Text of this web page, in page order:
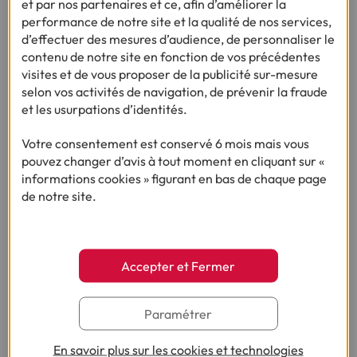
rassemblant les documents nécessaires, tels que vos
justificatifs de domicile, une pièce d'identité et
éventuellement des informations sur le logement que vous
souhaitez acheter ou le nouveau projet que vous souhaitez
financer dans le cas d’un crédit affecté.
Par la suite,vous soumettrez votre demande
votre capacité d'endettement en fonction de vos revenus
et de vos charges actuelles et, si votre demande est
acceptée, vous recevrez une offre de prêt détaillant les
conditions, les taux d'intérêt ainsi que les modalités de
Certains organismes financiers proposent également des
services supplémentaires, tels que des cartes de crédit,
afin de financer des dépenses plus ponctuelles.
signer votre contrat, lisez bien les termesde celui-ci et
n’hésitez pas à poser toutes les questions nécessaires.
Enfin, une fois votre contrat signé, les fonds pourront être
débloqués dans les délais légaux afin de réaliser votre
et par nos partenaires et ce, afin d’améliorer la
performance de notre site et la qualité de nos services,
d’effectuer des mesures d’audience, de personnaliser le
contenu de notre site en fonction de vos précédentes
visites et de vous proposer de la publicité sur-mesure
selon vos activités de navigation, de prévenir la fraude
et les usurpations d’identités.
Votre consentement est conservé 6 mois mais vous
pouvez changer d’avis à tout moment en cliquant sur «
informations cookies » figurant en bas de chaque page
de notre site.
Accepter et Fermer
Paramétrer
En savoir plus sur les cookies et technologies